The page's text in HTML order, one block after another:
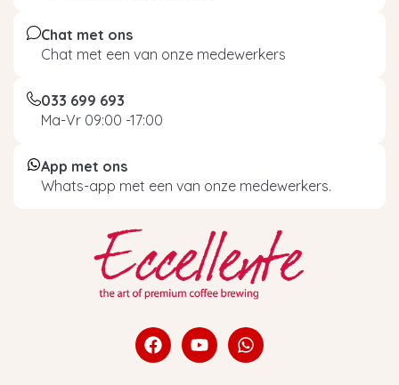
Chat met ons
Chat met een van onze medewerkers
033 699 693
Ma-Vr 09:00 -17:00
App met ons
Whats-app met een van onze medewerkers.